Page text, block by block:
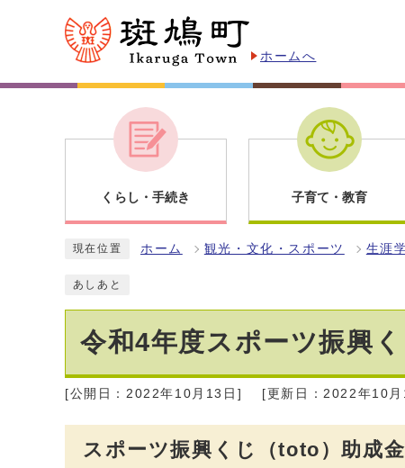
ホームへ
くらし・手続き 子育て・教育
現在位置 ホーム 観光・文化・スポーツ 生涯
あしあと
令和4年度スポーツ振興
[公開日：2022年10月13日] [更新日：2022年10月
スポーツ振興くじ（toto）助成